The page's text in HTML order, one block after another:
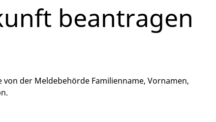
beantragen
der Meldebehörde Familienname, Vornamen,